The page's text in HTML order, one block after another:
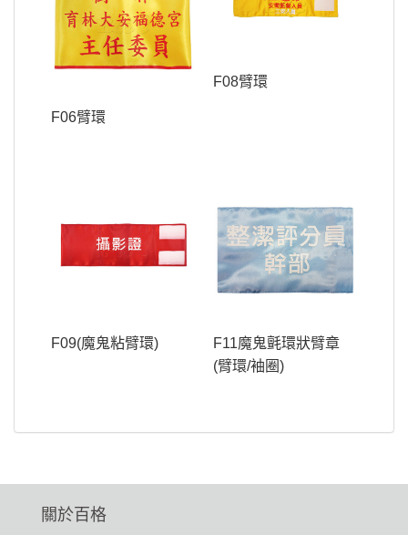
F06臂環
F08臂環
F09(魔鬼粘臂環)
F11魔鬼氈環狀臂章
(臂環/袖圈)
關於百格